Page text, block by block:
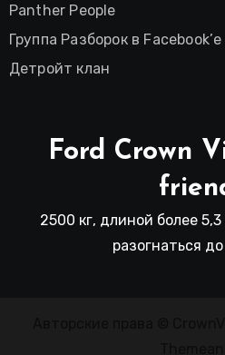
Panther People
Группа Разборок в Facebook’е
Детройт клан
Ford Crown
2500 кг, длиной более
разогнаться